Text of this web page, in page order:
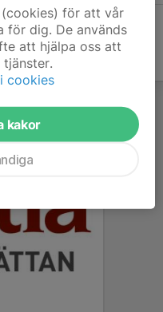
för att vår
för dig. De används
att hjälpa oss att
cookies
kakor